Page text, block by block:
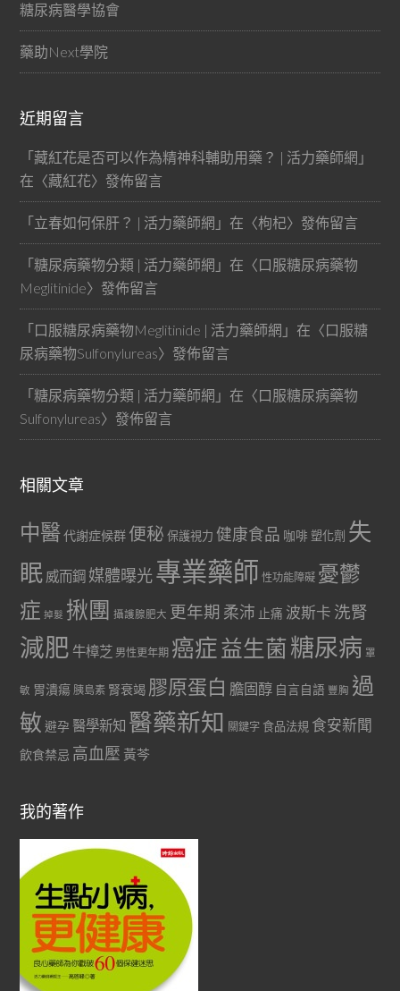
糖尿病醫學協會
藥助Next學院
近期留言
「藏紅花是否可以作為精神科輔助用藥？ | 活力藥師網 」
在〈藏紅花〉發佈留言
「立春如何保肝？ | 活力藥師網 」在〈枸杞〉發佈留言
「糖尿病藥物分類 | 活力藥師網 」在〈口服糖尿病藥物
Meglitinide〉發佈留言
「口服糖尿病藥物Meglitinide | 活力藥師網 」在〈口服糖
尿病藥物Sulfonylureas〉發佈留言
「糖尿病藥物分類 | 活力藥師網 」在〈口服糖尿病藥物
Sulfonylureas〉發佈留言
相關文章
中醫代謝症候群 便秘 保護視力 健康食品 咖啡 塑化劑 失
眠 威而鋼 媒體曝光專業藥師 性功能障礙 憂鬱
症 掉髮 揪團 攝護腺肥大 更年期 柔沛 止痛 波斯卡 洗腎
減肥 牛樟芝 男性更年期 癌症益生菌 糖尿病 罩
敏 胃潰瘍 胰島素 腎衰竭 膠原蛋白 膽固醇 自言自語 豐胸 過
敏 避孕 醫學新知 醫藥新知 關鍵字 食品法規 食安新聞
飲食禁忌 高血壓 黃芩
我的著作